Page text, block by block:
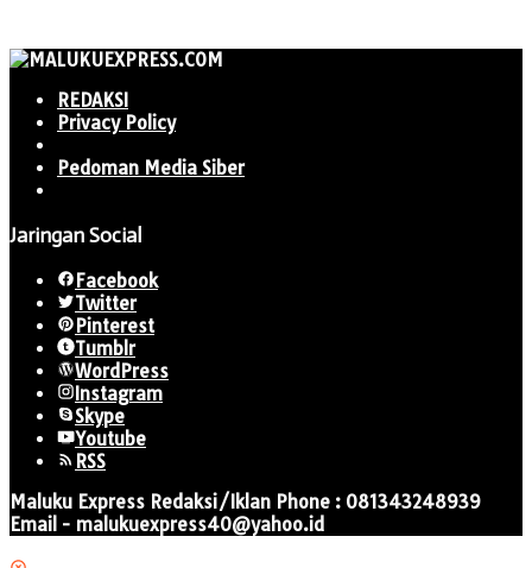
REDAKSI
Privacy Policy
Pedoman Media Siber
Jaringan Social
Facebook
Twitter
Pinterest
Tumblr
WordPress
Instagram
Skype
Youtube
RSS
Maluku Express Redaksi/Iklan Phone : 081343248939
Email - malukuexpress40@yahoo.id